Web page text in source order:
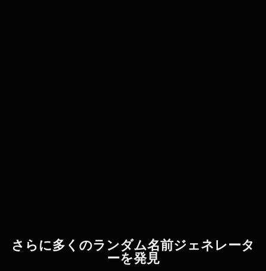
さらに多くのランダム名前ジェネレータ
ーを発見